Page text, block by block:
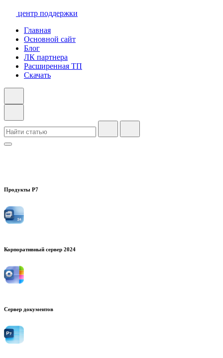
центр поддержки
Главная
Основной сайт
Блог
ЛК партнера
Расширенная ТП
Скачать
Продукты Р7
Корпоративный сервер 2024
Сервер документов